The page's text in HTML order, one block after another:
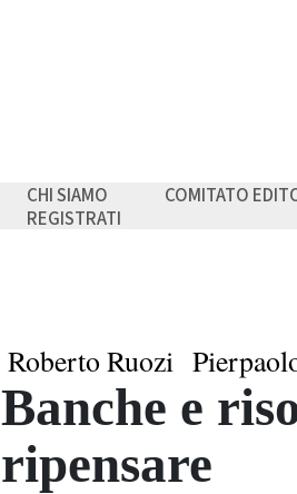
CHI SIAMO COMITATO
REGISTRATI
Roberto Ruozi
Banche e
ripensare